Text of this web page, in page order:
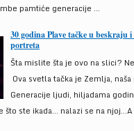
pamtiće generacije ...
30 godina Plave tačke u beskraju
portreta
Šta mislite šta je ovo na slici?
Ova svetla tačka je Zemlja,
Generacije ljudi, hiljadama
što ste ikada… nalazi se na